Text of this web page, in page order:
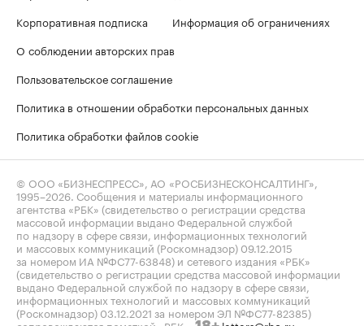
Корпоративная подписка
Информация об ограничениях
О соблюдении авторских прав
Пользовательское соглашение
Политика в отношении обработки персональных данных
Политика обработки файлов cookie
© ООО «БИЗНЕСПРЕСС», АО «РОСБИЗНЕСКОНСАЛТИНГ»,
1995–2026 . Сообщения и материалы информационного
агентства «РБК» (свидетельство о регистрации средства
массовой информации выдано Федеральной службой
по надзору в сфере связи, информационных технологий
и массовых коммуникаций (Роскомнадзор) 09.12.2015
за номером ИА №ФС77-63848) и сетевого издания «РБК»
(свидетельство о регистрации средства массовой информации
выдано Федеральной службой по надзору в сфере связи,
информационных технологий и массовых коммуникаций
(Роскомнадзор) 03.12.2021 за номером ЭЛ №ФС77-82385)